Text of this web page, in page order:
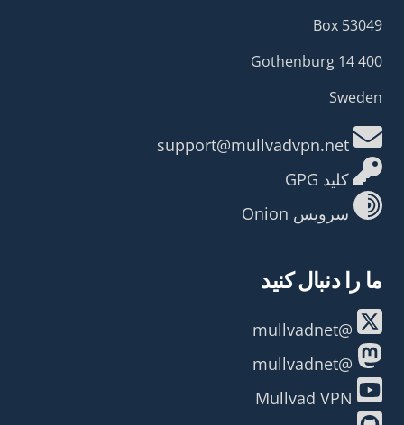
Box 53049
400 14 Gothenburg
Sweden
کلید GPG
سرویس Onion
ما را دنبال کنید
@mullvadnet
@mullvadnet